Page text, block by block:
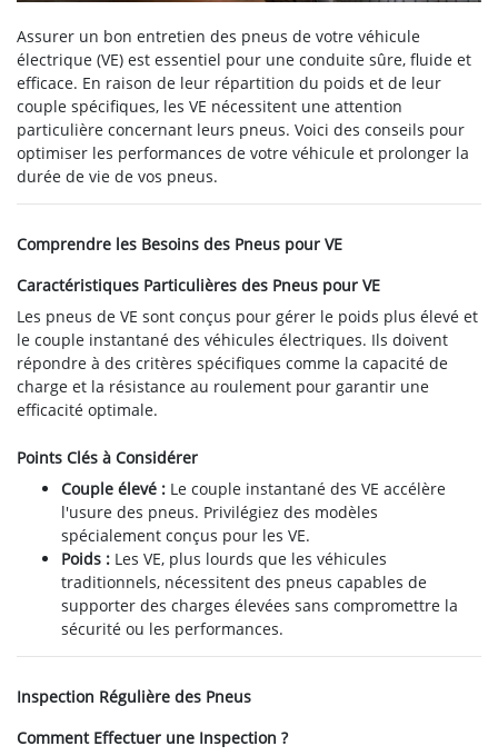
Assurer un bon entretien des pneus de votre véhicule
électrique (VE) est essentiel pour une conduite sûre, fluide et
efficace. En raison de leur répartition du poids et de leur
couple spécifiques, les VE nécessitent une attention
particulière concernant leurs pneus. Voici des conseils pour
optimiser les performances de votre véhicule et prolonger la
durée de vie de vos pneus.
Comprendre les Besoins des Pneus pour VE
Caractéristiques Particulières des Pneus pour VE
Les pneus de VE sont conçus pour gérer le poids plus élevé et
le couple instantané des véhicules électriques. Ils doivent
répondre à des critères spécifiques comme la capacité de
charge et la résistance au roulement pour garantir une
efficacité optimale.
Points Clés à Considérer
Couple élevé : Le couple instantané des VE accélère
l'usure des pneus. Privilégiez des modèles
spécialement conçus pour les VE.
Poids : Les VE, plus lourds que les véhicules
traditionnels, nécessitent des pneus capables de
supporter des charges élevées sans compromettre la
sécurité ou les performances.
Inspection Régulière des Pneus
Comment Effectuer une Inspection ?